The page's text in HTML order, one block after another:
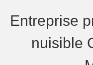
Entreprise
nuisible